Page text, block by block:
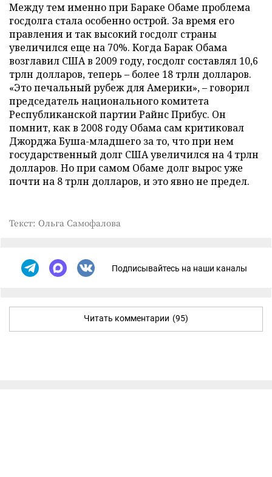
Между тем именно при Бараке Обаме проблема
госдолга стала особенно острой. За время его
правления и так высокий госдолг страны
увеличился еще на 70%. Когда Барак Обама
возглавил США в 2009 году, госдолг составлял 10,6
трлн долларов, теперь – более 18 трлн долларов.
«Это печальный рубеж для Америки», – говорил
председатель национального комитета
Республиканской партии Райнс Прибус. Он
помнит, как в 2008 году Обама сам критиковал
Джорджа Буша-младшего за то, что при нем
государственный долг США увеличился на 4 трлн
долларов. Но при самом Обаме долг вырос уже
почти на 8 трлн долларов, и это явно не предел.
Текст: Ольга Самофалова
Подписывайтесь на наши каналы
Читать комментарии (95)